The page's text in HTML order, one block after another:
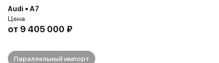
Audi • A7
Цена
от 9 405 000 ₽
Параллельный импорт